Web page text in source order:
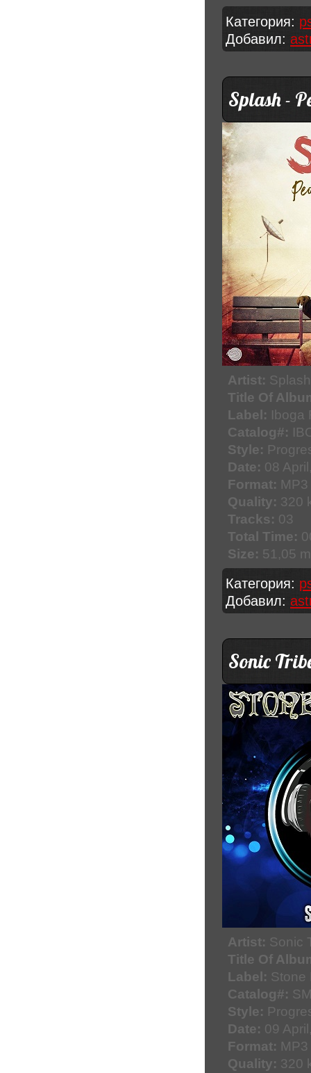
Категория:
Добавил:
Splash -
Artist: Splash
Title Of
Label: Iboga
Catalog#:
Style:
Date: 08
Format: MP3
Quality: 320
Tracks: 03
Total Time:
Size: 51,05
Категория:
Добавил:
Sonic
Artist: Sonic
Title Of
Label: Stone
Catalog#:
Style:
Date: 09
Format: MP3
Quality: 320